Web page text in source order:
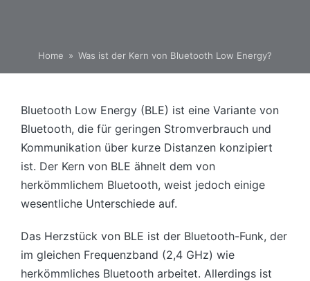
Home » Was ist der Kern von Bluetooth Low Energy?
Bluetooth Low Energy (BLE) ist eine Variante von
Bluetooth, die für geringen Stromverbrauch und
Kommunikation über kurze Distanzen konzipiert
ist. Der Kern von BLE ähnelt dem von
herkömmlichem Bluetooth, weist jedoch einige
wesentliche Unterschiede auf.
Das Herzstück von BLE ist der Bluetooth-Funk, der
im gleichen Frequenzband (2,4 GHz) wie
herkömmliches Bluetooth arbeitet. Allerdings ist